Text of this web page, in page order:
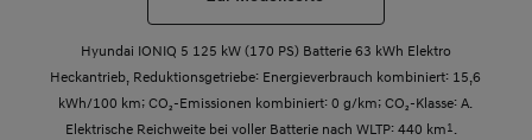
Hyundai IONIQ 5 125 kW (170 PS) Batterie 63 kWh Elektro
Heckantrieb, Reduktionsgetriebe: Energieverbrauch kombiniert: 15,6
kWh/100 km; CO₂-Emissionen kombiniert: 0 g/km; CO₂-Klasse: A.
Elektrische Reichweite bei voller Batterie nach WLTP: 440 km1.